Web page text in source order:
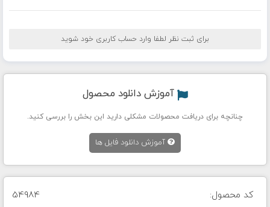
برای ثبت نظر لطفا وارد حساب کاربری خود شوید
آموزش دانلود محصول
چنانچه برای دریافت محصولات مشکلی دارید این بخش را بررسی کنید.
آموزش دانلود فایل ها
کد محصول: 54984